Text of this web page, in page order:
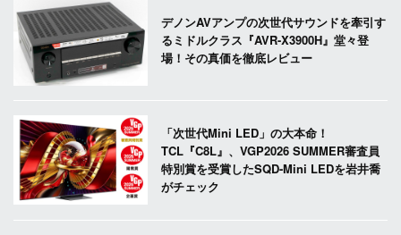
デノンAVアンプの次世代サウンドを牽引す
るミドルクラス『AVR-X3900H』堂々登
場！その真価を徹底レビュー
「次世代Mini LED」の大本命！
TCL『C8L』、VGP2026 SUMMER審査員
特別賞を受賞したSQD-Mini LEDを岩井喬
がチェック